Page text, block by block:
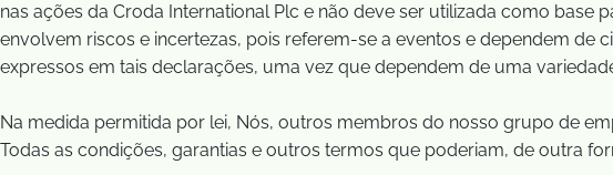
nas ações da Croda International Plc e não deve ser utilizada como
envolvem riscos e incertezas, pois referem-se a eventos e dependem
expressos em tais declarações, uma vez que dependem de uma
Na medida permitida por lei, Nós, outros membros do nosso grupo de
Todas as condições, garantias e outros termos que poderiam, de outra